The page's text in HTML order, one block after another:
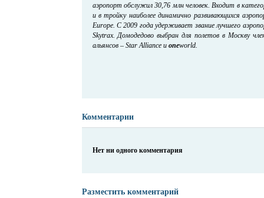
аэропорт обслужил 30,76 млн человек. Входит в
и в тройку наиболее динамично развивающихся
Europe. С 2009 года удерживает звание лучшего
Skytrax. Домодедово выбран для полетов в Москву
альянсов – Star Alliance иoneworld.
Комментарии
Нет ни одного комментария
Разместить комментарий